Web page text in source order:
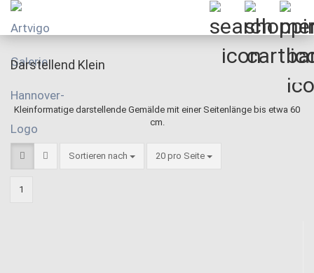
Darstellend Klein
Kleinformatige darstellende Gemälde mit einer Seitenlänge bis etwa 60
cm.
Sortieren nach
Sortieren nach 20 pro Seite
pro Seite
1